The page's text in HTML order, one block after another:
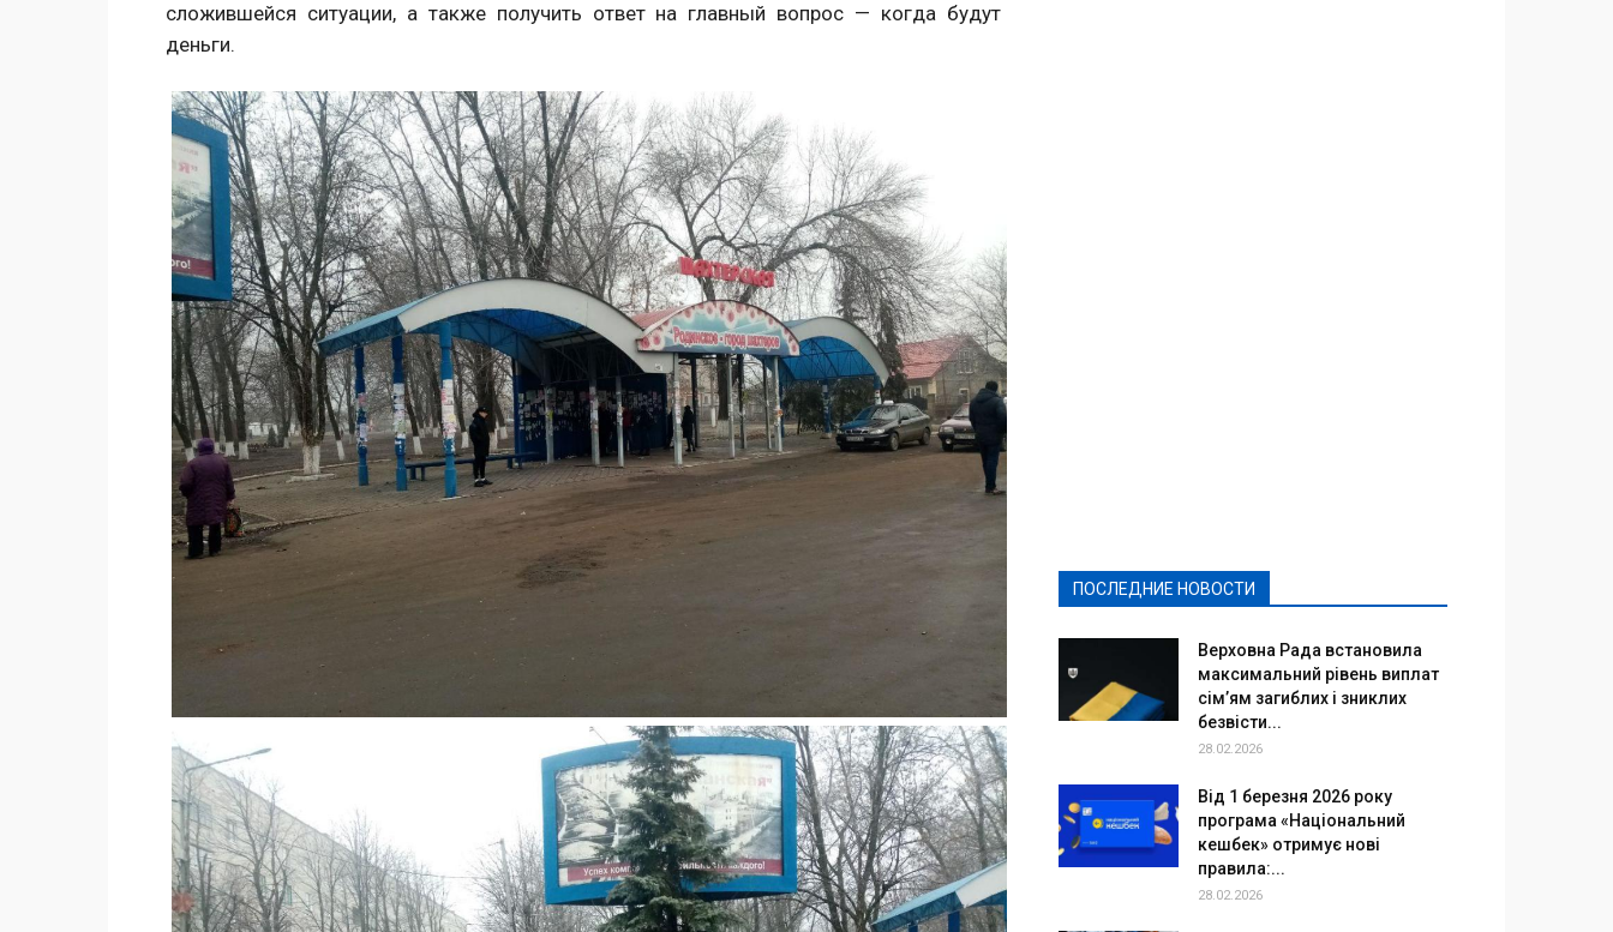
сложившейся ситуации, а также получить ответ на главный вопрос — когда будут
деньги.
ПОСЛЕДНИЕ НОВОСТИ
Верховна Рада встановила
максимальний рівень виплат
сім’ям загиблих і зниклих
безвісти...
28.02.2026
Від 1 березня 2026 року
програма «Національний
кешбек» отримує нові
правила:...
28.02.2026